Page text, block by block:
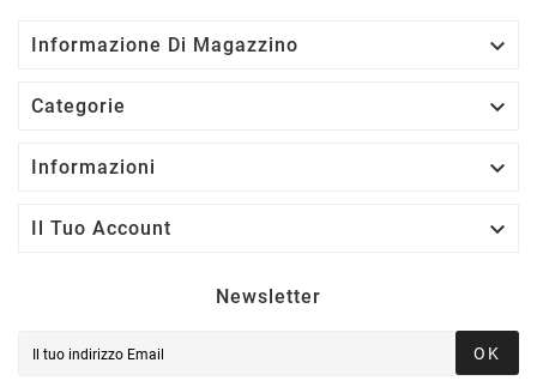
Informazione Di Magazzino 
Categorie 
Informazioni 
Il Tuo Account 
Newsletter
OK